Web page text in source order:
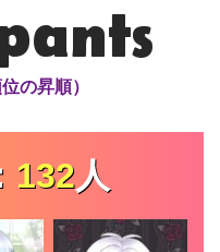
の昇順）
132人